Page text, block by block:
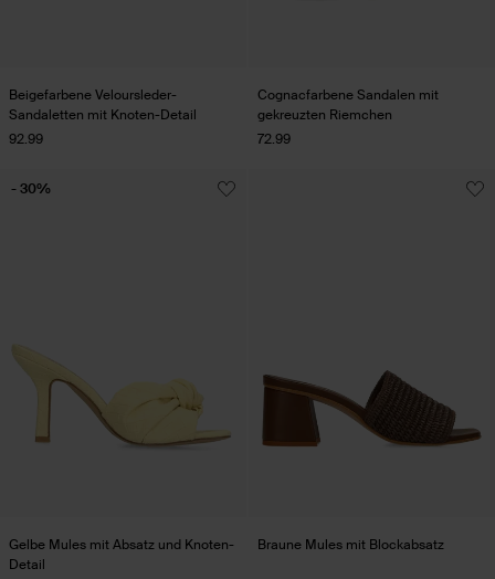
Beigefarbene Veloursleder-
Sandaletten mit Knoten-Detail
92.99
Cognacfarbene Sandalen mit
gekreuzten Riemchen
72.99
Gelbe Mules mit Absatz und Knoten-
Detail
- 30%
Braune Mules mit Blockabsatz